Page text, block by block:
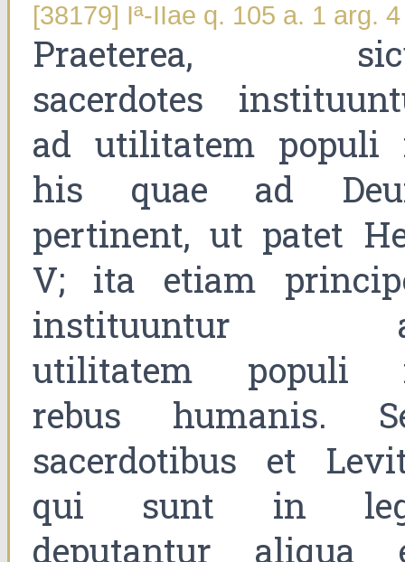
[38179] Iª-IIae q. 105 a. 1 arg. 4
Praeterea,
sacerdotes
ad utilitatem populi
his quae ad
pertinent, ut patet
V; ita etiam
instituuntur
utilitatem populi
rebus humanis.
sacerdotibus et
qui sunt in
deputantur aliqua